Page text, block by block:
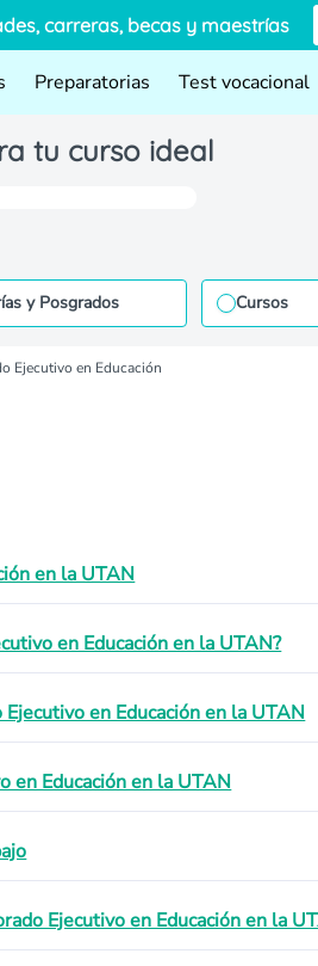
carreras, becas y maestrías
Preparatorias Test vocacional
tu curso ideal
y Posgrados Cursos
Ejecutivo en Educación
en la UTAN
en Educación en la UTAN?
en Educación en la UTAN
en Educación en la UTAN
Ejecutivo en Educación en la